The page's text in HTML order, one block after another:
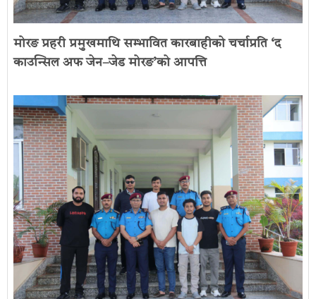
मोरङ प्रहरी प्रमुखमाथि सम्भावित कारबाहीको चर्चाप्रति ‘द
काउन्सिल अफ जेन–जेड मोरङ’को आपत्ति